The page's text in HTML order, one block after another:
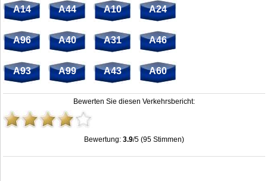
A14 A44 A10 A24
A96 A40 A31 A46
A93 A99 A43 A60
Bewerten Sie diesen Verkehrsbericht:
Bewertung: 3.9/5 (95 Stimmen)
Kreuz Münster-Süd: Stau, Unfälle, Sperrung & Baustellen ,3.9out of5based on